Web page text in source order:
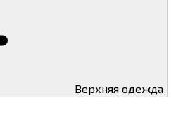
Верхняя одежда